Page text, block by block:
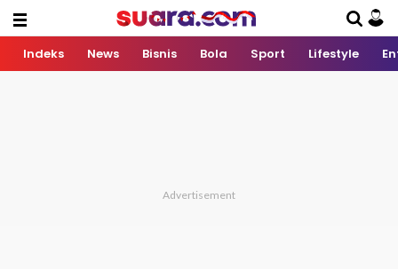
Indeks News Bisnis Bola Sport Lifestyle